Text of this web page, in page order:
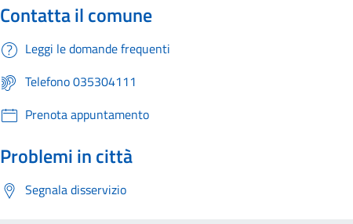
Contatta il comune
Leggi le domande frequenti
Telefono 035304111
Prenota appuntamento
Problemi in città
Segnala disservizio